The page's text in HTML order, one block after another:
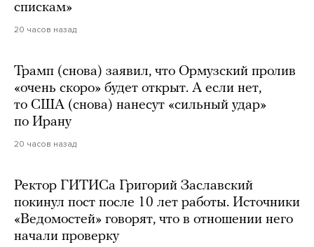
спискам»
20 часов назад
Трамп (снова) заявил, что Ормузский пролив
«очень скоро» будет открыт. А если нет,
то США (снова) нанесут «сильный удар»
по Ирану
20 часов назад
Ректор ГИТИСа Григорий Заславский
покинул пост после 10 лет работы. Источники
«Ведомостей» говорят, что в отношении него
начали проверку